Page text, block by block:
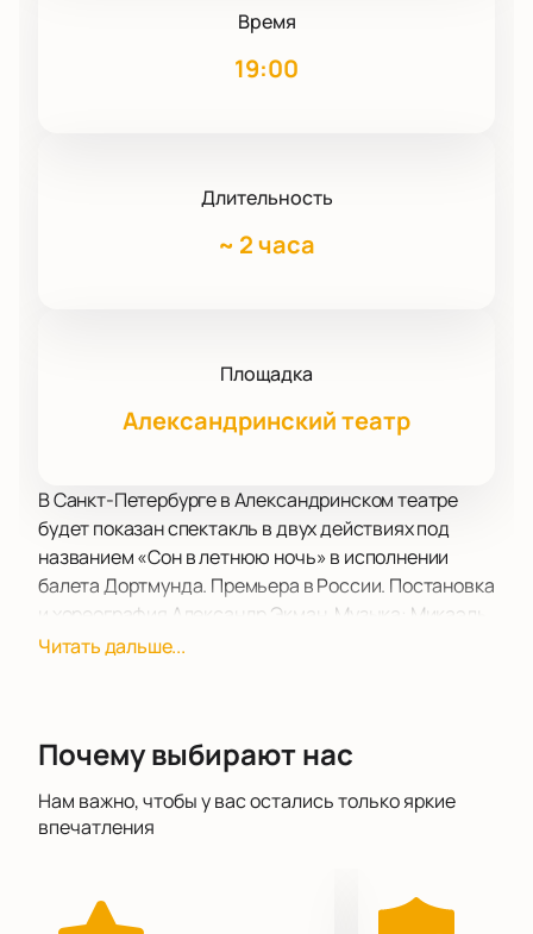
Время
19:00
Длительность
~ 2 часа
Площадка
Александринский театр
В Санкт-Петербурге в Александринском театре
будет показан спектакль в двух действиях под
названием «Сон в летнюю ночь» в исполнении
балета Дортмунда. Премьера в России. Постановка
и хореография Александр Экман. Музыка: Микаэль
Карлссон.
1590-х годов. Впервые полную версию этого
актриса Люсия Элизабет Вестрис в 1840 году.
Премьера прошла в лондонском в Ковент-Гардене.
Люсия, что положило начало традиции исполнения
женщинами ролей Оберона и Пака.
Читать дальше...
Почему выбирают нас
Нам важно, чтобы у вас остались только яркие
впечатления